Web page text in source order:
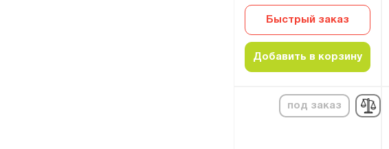
Быстрый заказ
Добавить в корзину
под заказ